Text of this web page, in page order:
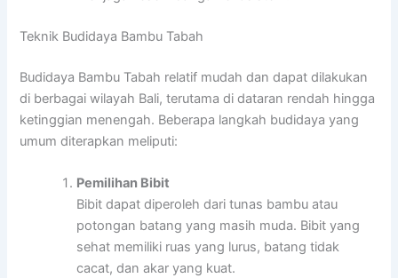
Teknik Budidaya Bambu Tabah
Budidaya Bambu Tabah relatif mudah dan dapat dilakukan
di berbagai wilayah Bali, terutama di dataran rendah hingga
ketinggian menengah. Beberapa langkah budidaya yang
umum diterapkan meliputi:
Pemilihan Bibit
Bibit dapat diperoleh dari tunas bambu atau
potongan batang yang masih muda. Bibit yang
sehat memiliki ruas yang lurus, batang tidak
cacat, dan akar yang kuat.